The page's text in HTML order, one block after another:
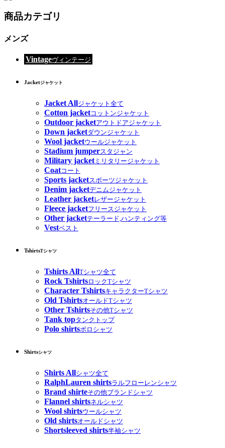
商品カテゴリ
メンズ
Vintageヴィンテージ
Jacketジャケット
Jacket Allジャケット全て
Cotton jacketコットンジャケット
Outdoor jacketアウトドアジャケット
Down jacketダウンジャケット
Wool jacketウールジャケット
Stadium jumperスタジャン
Military jacketミリタリージャケット
Coatコート
Sports jacketスポーツジャケット
Denim jacketデニムジャケット
Leather jacketレザージャケット
Fleece jacketフリースジャケット
Other jacketテーラード,ハンティング等
Vestベスト
TshirtsTシャツ
Tshirts AllTシャツ全て
Rock TshirtsロックTシャツ
Character TshirtsキャラクターTシャツ
Old TshirtsオールドTシャツ
Other Tshirtsその他Tシャツ
Tank topタンクトップ
Polo shirtsポロシャツ
Shirtsシャツ
Shirts Allシャツ全て
RalphLauren shirtsラルフローレンシャツ
Brand shirteその他ブランドシャツ
Flannel shirtsネルシャツ
Wool shirtsウールシャツ
Old shirtsオールドシャツ
Shortsleeved shirts半袖シャツ